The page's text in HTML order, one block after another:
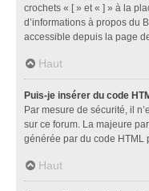
crochets « [ » et « ] » à la
d’informations à propos du
accessible depuis la page
Haut
Puis-je insérer du code
Par mesure de sécurité, il
sur ce forum. La majeure
générée par du code HTML
Haut